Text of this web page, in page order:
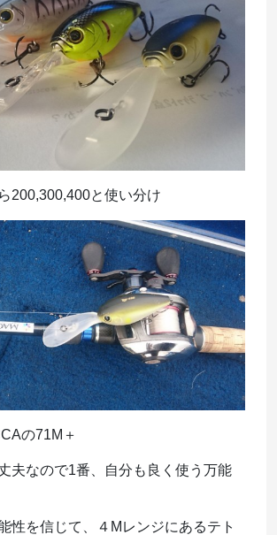
200,300,400と使い分け
の71M＋
夫なので1番、自分も良く使う万能
性を信じて、４Mレンジにあるテト